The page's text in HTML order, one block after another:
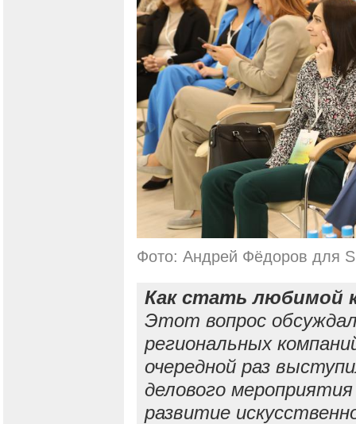
Фото: Андрей Фёдоров для
Как стать любимой
Этот вопрос
региональных
очередной раз
делового
развитие